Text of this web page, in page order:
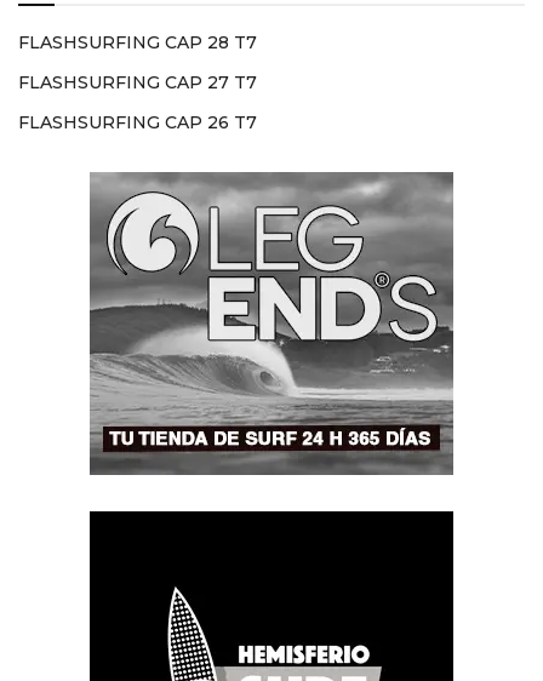
FLASHSURFING CAP 28 T7
FLASHSURFING CAP 27 T7
FLASHSURFING CAP 26 T7